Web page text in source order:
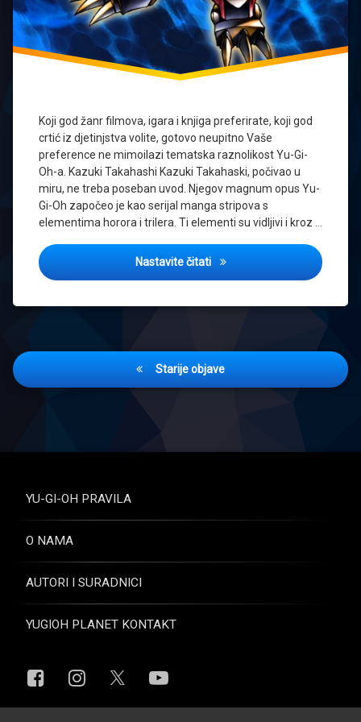
Koji god žanr filmova, igara i knjiga preferirate, koji god
crtić iz djetinjstva volite, gotovo neupitno Vaše
preference ne mimoilazi tematska raznolikost Yu-Gi-
Oh-a. Kazuki Takahashi Kazuki Takahaski, počivao u
miru, ne treba poseban uvod. Njegov magnum opus Yu-
Gi-Oh započeo je kao serijal manga stripova s
elementima horora i trilera. Ti elementi su vidljivi i kroz …
Nastavite čitati Tematska raznolikost Yu-Gi-
Navigacija
objava
Starije objave
YU-GI-OH PRAVILA
O NAMA
AUTORI I SURADNICI
YUGIOH PLANET KONTAKT
FacebookInstagramYouTube